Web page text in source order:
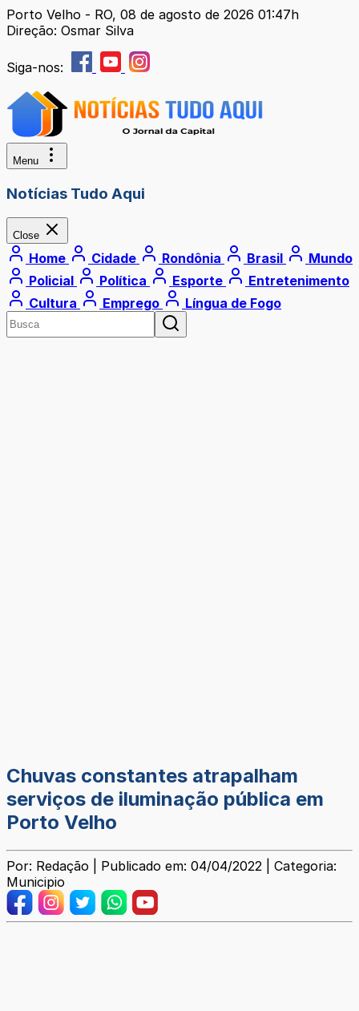
Porto Velho - RO, 08 de agosto de 2026 01:47h
Direção: Osmar Silva
Siga-nos:
Menu
Notícias Tudo Aqui
Close
Home Cidade Rondônia Brasil
Mundo
Policial
Política Esporte
Entretenimento
Cultura
Emprego Língua de Fogo
Chuvas constantes atrapalham
serviços de iluminação pública em
Porto Velho
Por: Redação | Publicado em: 04/04/2022 | Categoria:
Municipio